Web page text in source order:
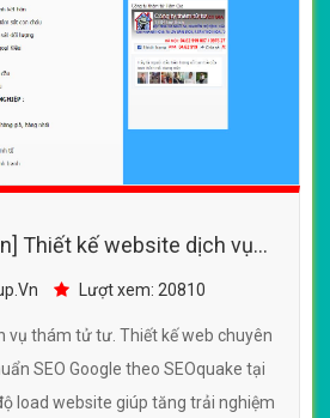
Thiết kế website dịch vụ
nghiệp chuẩn SEO
Lượt xem: 20810
vụ thám tử tư. Thiết kế web chuyên
SEO Google theo SEOquake tại
load website giúp tăng trải nghiệm